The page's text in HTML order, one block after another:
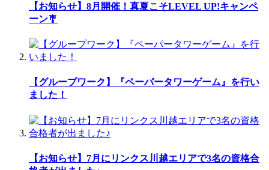
【お知らせ】8月開催！真夏こそLEVEL UP!キャンペ
ーン🎐
【グループワーク】『ペーパータワーゲーム』を行い
ました！
【お知らせ】7月にリンクス川越エリアで3名の資格合